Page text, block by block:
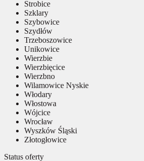
Strobice
Szklary
Szybowice
Szydłów
Trzeboszowice
Unikowice
Wierzbie
Wierzbięcice
Wierzbno
Wilamowice Nyskie
Włodary
Włostowa
Wójcice
Wrocław
Wyszków Śląski
Złotogłowice
Status oferty